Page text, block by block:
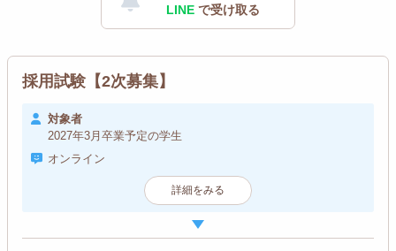
LINE で受け取る
採用試験【2次募集】
対象者
2027年3月卒業予定の学生
オンライン
詳細をみる